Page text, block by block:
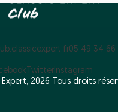
05 49 34 66
TwitterInstagram
Expert, 2026 Tous droits